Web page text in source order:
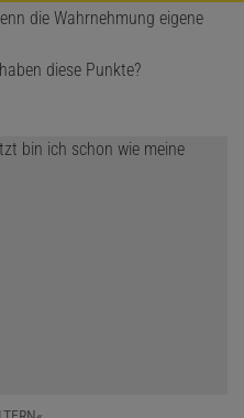
die Wahrnehmung eigene
diese Punkte?